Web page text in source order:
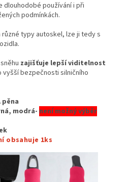
dlouhodobé používání i při
podmínkách.
typy autoskel, lze ji tedy s
zajišťuje lepší viditelnost
bezpečnosti silničního
pěna
modrá- není možný výběr
obsahuje 1ks